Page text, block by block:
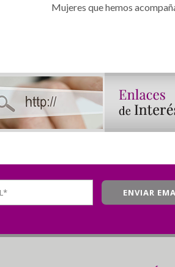
Mujeres que hemos